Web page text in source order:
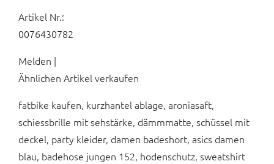
Artikel Nr.:
0076430782
Melden |
Ähnlichen Artikel verkaufen
fatbike kaufen, kurzhantel ablage, aroniasaft,
schiessbrille mit sehstärke, dämmmatte, schüssel mit
deckel, party kleider, damen badeshort, asics damen
blau, badehose jungen 152, hodenschutz, sweatshirt